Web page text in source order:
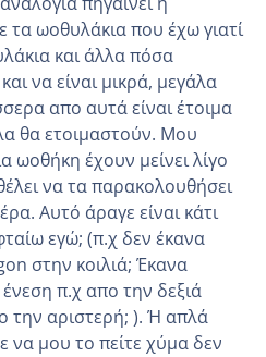
ωοθυλάκια που έχω γιατί
και άλλα πόσα
να είναι μικρά, μεγάλα
απο αυτά είναι έτοιμα
θα ετοιμαστούν. Μου
ωοθήκη έχουν μείνει λίγο
να τα παρακολουθήσει
Αυτό άραγε είναι κάτι
εγώ; (π.χ δεν έκανα
στην κοιλιά; Έκανα
π.χ απο την δεξιά
την αριστερή; ). Ή απλά
να μου το πείτε χύμα δεν